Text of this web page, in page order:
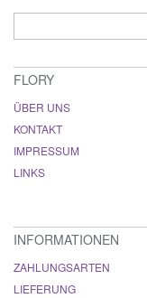
FLORY
ÜBER UNS
KONTAKT
IMPRESSUM
LINKS
INFORMATIONEN
ZAHLUNGSARTEN
LIEFERUNG